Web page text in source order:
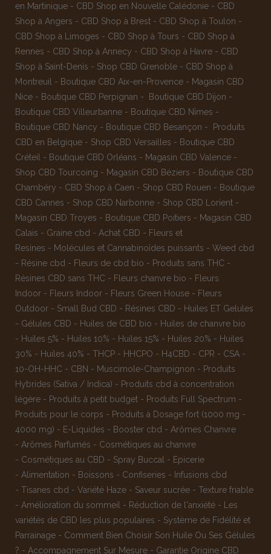
en Martinique - CBD Shop en Nouvelle Calédonie - CBD
Shop à Angers - CBD Shop à Brest - CBD Shop à Toulon -
CBD Shop à Limoges - CBD Shop à Tours - CBD Shop à
Rennes - CBD Shop à Annecy - CBD Shop à Havre - CBD
Shop à Saint-Denis - Shop CBD Grenoble - CBD Shop à
Montreuil
- Boutique CBD Aix-en-Provence - Magasin CBD
Nice - Boutique CBD Perpignan - Boutique CBD Dijon -
Boutique CBD Villeurbanne - Boutique CBD Nîmes -
Boutique CBD Nancy - Boutique CBD Besançon -
Produits
CBD en Belgique - Shop CBD Versailles - Boutique CBD
Créteil
- Boutique CBD Orléans - Magasin CBD Valence -
Shop CBD Tourcoing - Magasin CBD Béziers - Boutique CBD
Chambéry - CBD Shop à Caen - Shop CBD Rouen - Boutique
CBD Cannes - Shop CBD Narbonne - Shop CBD Lorient -
Magasin CBD Troyes - Boutique CBD Poitiers - Magasin CBD
Calais - Graine cbd - Achat CBD - Fleurs et
Resines - Molécules et Cannabinoïdes puissants - Weed cbd
- Résine cbd - Fleurs de cbd bio - Produits sans THC -
Résines CBD sans THC - Fleurs chanvre bio - Fleurs
Indoor - Fleurs Indoor - Fleurs Green House - Fleurs
Outdoor - Small Bud CBD - Résines CBD - Huiles ET Gelules
- Gélules CBD - Huiles de CBD bio - Huiles de chanvre bio
- Huiles 5% - Huiles 10% - Huiles 15% - Huiles 20% - Huiles
30% - Huiles 40% - THCP - HHCPO - H4CBD - CPR - CSA -
10-OH-HHC - CBN - Muscimole-Champignon - Produits
Hybrides (Sativa / Indica) - Produits cbd à concentration
légère - Produits à petit budget - Produits Full Spectrum -
Produits pour le corps - Produits à Dosage fort (1000 mg -
4000 mg) - E-Liquides - Booster cbd - Arômes Chanvre
- Arômes Parfumés - Cosmétiques au chanvre
- Cosmétiques au CBD - Spray Buccal - Epicerie
- Alimentation - Boissons - Confiseries - Infusions cbd
- Tisanes cbd - Variété Haze - Saveur sucrée - Texture friable
- Amélioration du sommeil - Réduction de l'anxiété -
Les
variétés de CBD les plus populaires - Système de Fidélité et
Parrainage - Comment Bien Choisir Son Huile Ou Ses Gélules
? - Accompagnement Sur Mesure - Garantie Origine CBD